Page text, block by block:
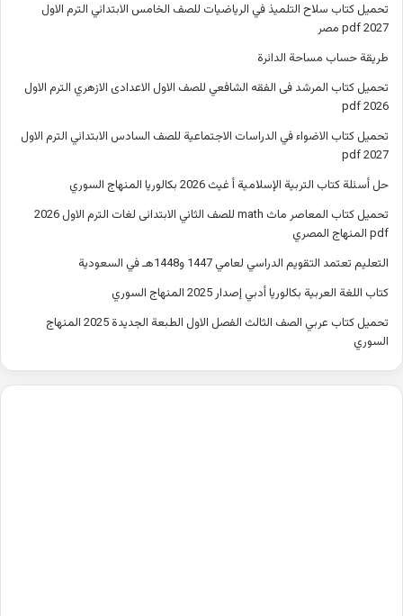
تحميل كتاب سلاح التلميذ في الرياضيات للصف الخامس الابتدائي الترم الاول
2027 pdf مصر
طريقة حساب مساحة الدائرة
تحميل كتاب المرشد فى الفقه الشافعي للصف الاول الاعدادى الازهري الترم الاول
2026 pdf
تحميل كتاب الاضواء في الدراسات الاجتماعية للصف السادس الابتدائي الترم الاول
2027 pdf
حل أسئلة كتاب التربية الإسلامية أ غيث 2026 بكالوريا المنهاج السوري
تحميل كتاب المعاصر ماث math للصف الثاني الابتدائى لغات الترم الاول 2026
pdf المنهاج المصري
التعليم تعتمد التقويم الدراسي لعامي 1447 و1448هـ في السعودية
كتاب اللغة العربية بكالوريا أدبي إصدار 2025 المنهاج السوري
تحميل كتاب عربي الصف الثالث الفصل الاول الطبعة الجديدة 2025 المنهاج
السوري